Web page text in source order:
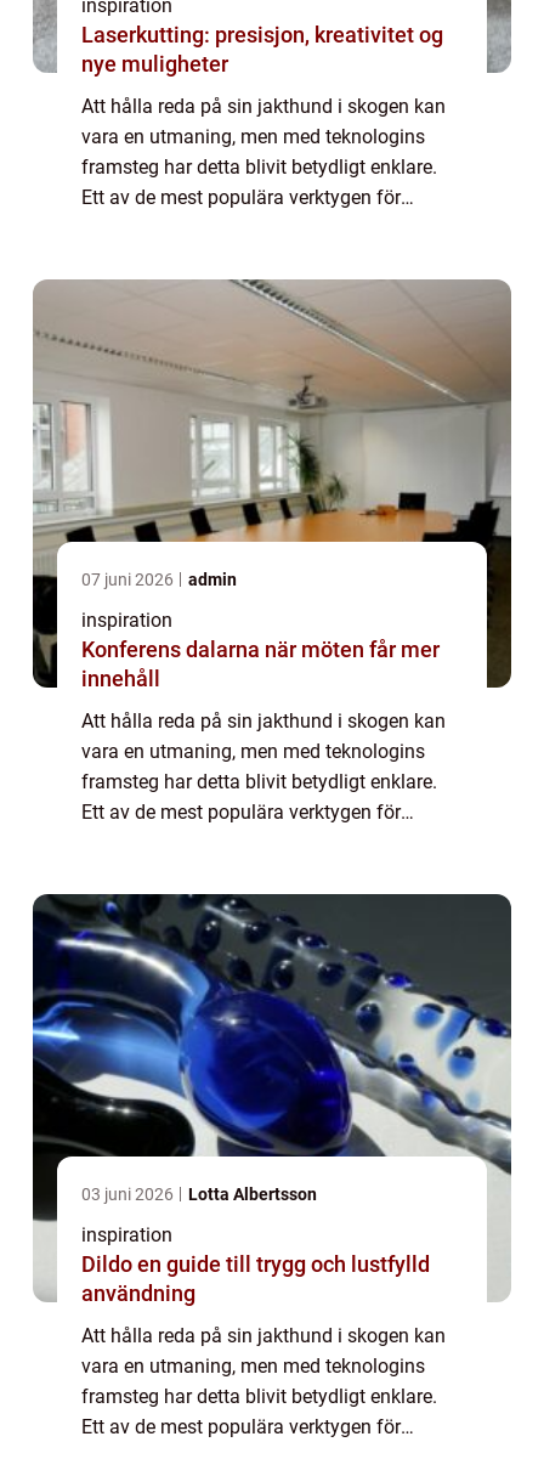
inspiration
Laserkutting: presisjon, kreativitet og
nye muligheter
Att hålla reda på sin jakthund i skogen kan
vara en utmaning, men med teknologins
framsteg har detta blivit betydligt enklare.
Ett av de mest populära verktygen för
07 juni 2026 admin
inspiration
Konferens dalarna när möten får mer
innehåll
Att hålla reda på sin jakthund i skogen kan
vara en utmaning, men med teknologins
framsteg har detta blivit betydligt enklare.
Ett av de mest populära verktygen för
03 juni 2026 Lotta Albertsson
inspiration
Dildo en guide till trygg och lustfylld
användning
Att hålla reda på sin jakthund i skogen kan
vara en utmaning, men med teknologins
framsteg har detta blivit betydligt enklare.
Ett av de mest populära verktygen för